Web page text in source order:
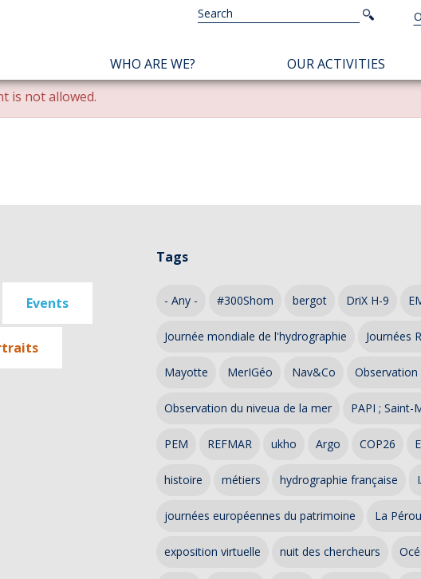
Search
NAVIGATION
PRINCIPALE
WHO ARE WE? OUR ACTIVITIES
is not allowed.
Events
Tags
- Any - #300Shom bergot DriX H-9
Journée mondiale de l'hydrographie Journées
Mayotte MerIGéo Nav&Co
Observation du niveua de la mer PAPI ; Saint-
PEM REFMAR ukho Argo COP26
histoire métiers hydrographie française
journées européennes du patrimoine La
exposition virtuelle nuit des chercheurs